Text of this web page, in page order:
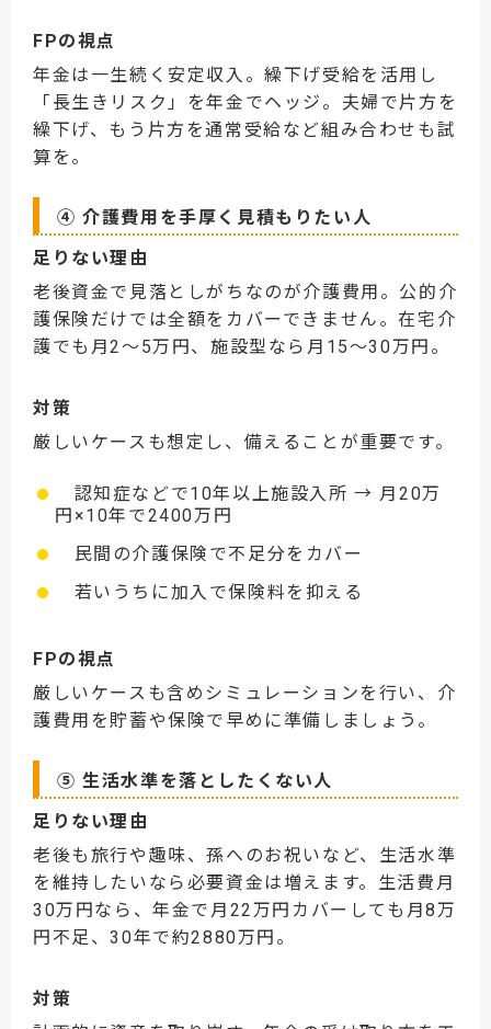
FPの視点
年金は一生続く安定収入。繰下げ受給を活用し
「長生きリスク」を年金でヘッジ。夫婦で片方を
繰下げ、もう片方を通常受給など組み合わせも試
算を。
④ 介護費用を手厚く見積もりたい人
足りない理由
老後資金で見落としがちなのが介護費用。公的介
護保険だけでは全額をカバーできません。在宅介
護でも月2〜5万円、施設型なら月15〜30万円。
対策
厳しいケースも想定し、備えることが重要です。
認知症などで10年以上施設入所 → 月20万
円×10年で2400万円
民間の介護保険で不足分をカバー
若いうちに加入で保険料を抑える
FPの視点
厳しいケースも含めシミュレーションを行い、介
護費用を貯蓄や保険で早めに準備しましょう。
⑤ 生活水準を落としたくない人
足りない理由
老後も旅行や趣味、孫へのお祝いなど、生活水準
を維持したいなら必要資金は増えます。生活費月
30万円なら、年金で月22万円カバーしても月8万
円不足、30年で約2880万円。
対策